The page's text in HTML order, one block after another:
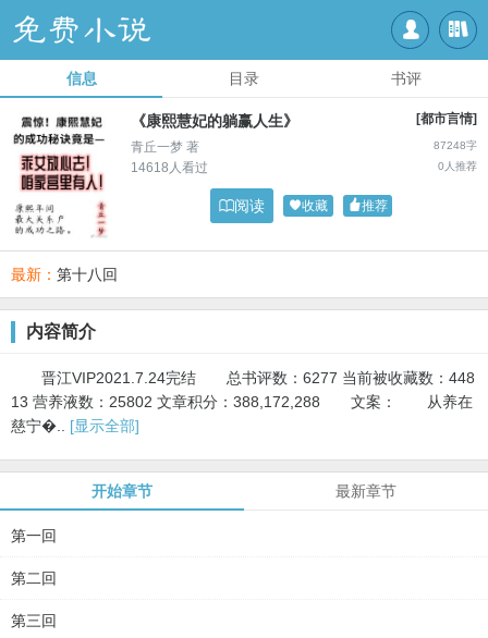
 
信息 目录 书评
[都市言情]
《康熙慧妃的躺赢人生》
87248字
青丘一梦 著
0人推荐
14618人看过
阅读 收藏 推荐
最新： 第十八回
内容简介
晋江VIP2021.7.24完结 总书评数：6277 当前被收藏数：448
13 营养液数：25802 文章积分：388,172,288 文案： 从养在
慈宁�.. [显示全部]
开始章节 最新章节
第一回
第二回
第三回